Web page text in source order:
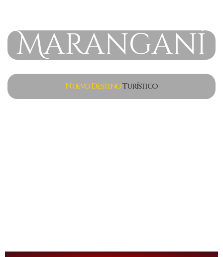
Maranganí
Nuevo DestinoTurístico